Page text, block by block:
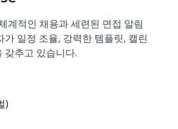
계적인 채용과 세련된 면접 알림
가 일정 조율, 강력한 템플릿, 캘린
갖추고 있습니다.
)